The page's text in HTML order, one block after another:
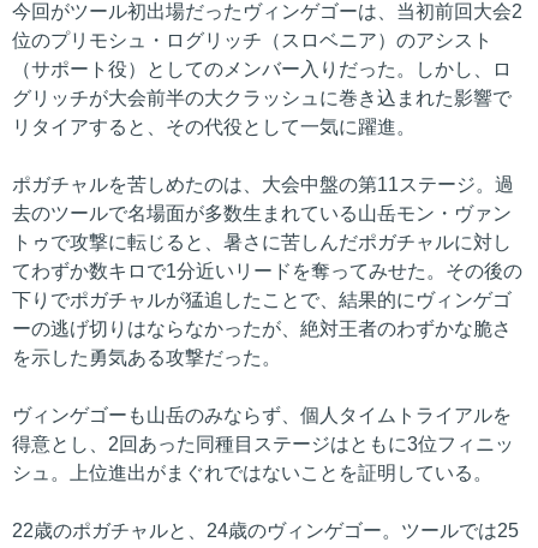
今回がツール初出場だったヴィンゲゴーは、当初前回大会2
位のプリモシュ・ログリッチ（スロベニア）のアシスト
（サポート役）としてのメンバー入りだった。しかし、ロ
グリッチが大会前半の大クラッシュに巻き込まれた影響で
リタイアすると、その代役として一気に躍進。
ポガチャルを苦しめたのは、大会中盤の第11ステージ。過
去のツールで名場面が多数生まれている山岳モン・ヴァン
トゥで攻撃に転じると、暑さに苦しんだポガチャルに対し
てわずか数キロで1分近いリードを奪ってみせた。その後の
下りでポガチャルが猛追したことで、結果的にヴィンゲゴ
ーの逃げ切りはならなかったが、絶対王者のわずかな脆さ
を示した勇気ある攻撃だった。
ヴィンゲゴーも山岳のみならず、個人タイムトライアルを
得意とし、2回あった同種目ステージはともに3位フィニッ
シュ。上位進出がまぐれではないことを証明している。
22歳のポガチャルと、24歳のヴィンゲゴー。ツールでは25